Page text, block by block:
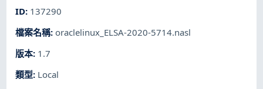
ID: 137290
檔案名稱: oraclelinux_ELSA-2020-5714.nasl
版本: 1.7
類型: Local